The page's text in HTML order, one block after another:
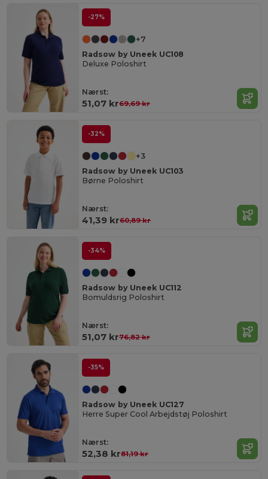
-27%
+7
Radsow by Uneek UC108
Deluxe Poloshirt
Nærst:
51,07 kr69,69 kr
-32%
+3
Radsow by Uneek UC103
Børne Poloshirt
Nærst:
41,39 kr60,89 kr
-34%
Radsow by Uneek UC112
Bomuldsrig Poloshirt
Nærst:
51,07 kr76,82 kr
-35%
Radsow by Uneek UC127
Herre Super Cool Arbejdstøj Poloshirt
Nærst:
52,38 kr81,19 kr